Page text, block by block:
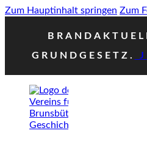
Zum Hauptinhalt springen Zum
GRUNDGESETZ.